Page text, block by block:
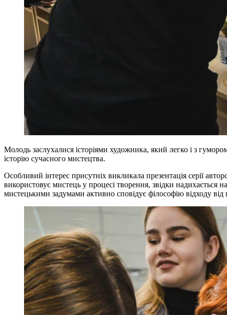
Молодь заслухалися історіями художника, який легко і з
історію сучасного мистецтва.
Особливий інтерес присутніх викликала презентація серії
використовує мистець у процесі творення, звідки
мистецькими задумами активно сповідує філософію відходу